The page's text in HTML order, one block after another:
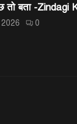
तो बता -
0